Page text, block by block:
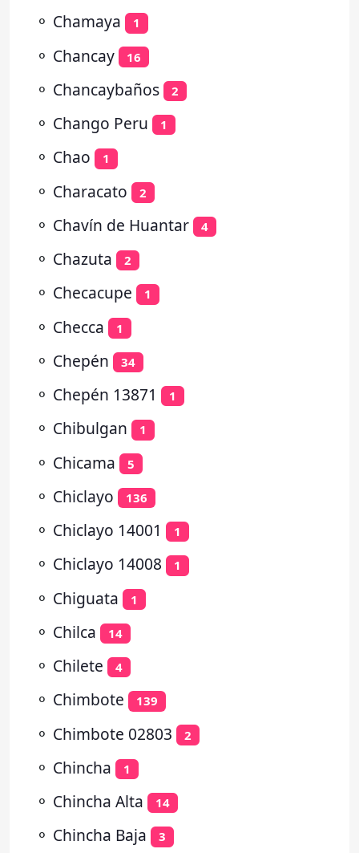
⚬ Chamaya 1
⚬ Chancay 16
⚬ Chancaybaños 2
⚬ Chango Peru 1
⚬ Chao 1
⚬ Characato 2
⚬ Chavín de Huantar 4
⚬ Chazuta 2
⚬ Checacupe 1
⚬ Checca 1
⚬ Chepén 34
⚬ Chepén 13871 1
⚬ Chibulgan 1
⚬ Chicama 5
⚬ Chiclayo 136
⚬ Chiclayo 14001 1
⚬ Chiclayo 14008 1
⚬ Chiguata 1
⚬ Chilca 14
⚬ Chilete 4
⚬ Chimbote 139
⚬ Chimbote 02803 2
⚬ Chincha 1
⚬ Chincha Alta 14
⚬ Chincha Baja 3